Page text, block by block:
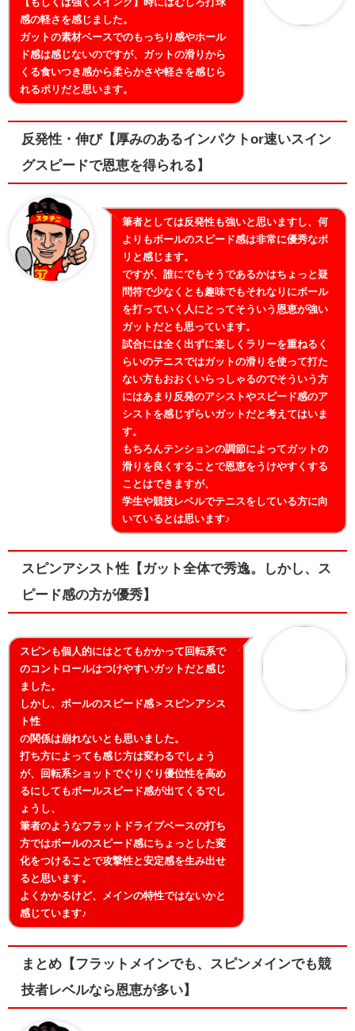
感の軽さを感じました。
ガットの素材ベースでのもっちり感やホール
ド感は感じないのですが、ガットの滑りから
くる食いつき感から柔らかさや軽さを感じら
れるポリだと思います。
反発性・伸び【厚みのあるインパクトor速いスイン
グスピードで恩恵を得られる】
筆者としては反発性も強いと思いますし、何
よりもボールのスピード感は非常に優秀なポ
リと感じます。
ですが、誰にでもそうであるかはちょっと疑
問符で少なくとも趣味でもそれなりにボール
を打っていく人にとってそういう恩恵が強い
ガットだとも思っています。
試合には全く出ずに楽しくラリーを重ねるく
らいのテニスではガットの滑りを使って打た
ない方もおおくいらっしゃるのでそういう方
にはあまり反発のアシストやスピード感のア
シストを感じずらいガットだと考えてはいま
す。
もちろんテンションの調節によってガットの
滑りを良くすることで恩恵をうけやすくする
ことはできますが、
学生や競技レベルでテニスをしている方に向
いているとは思います♪
スピンアシスト性【ガット全体で秀逸。しかし、ス
ピード感の方が優秀】
スピンも個人的にはとてもかかって回転系で
のコントロールはつけやすいガットだと感じ
ました。
しかし、ボールのスピード感＞スピンアシス
ト性
の関係は崩れないとも思いました。
打ち方によっても感じ方は変わるでしょう
が、回転系ショットでぐりぐり優位性を高め
るにしてもボールスピード感が出てくるでし
ょうし、
筆者のようなフラットドライブベースの打ち
方ではボールのスピード感にちょっとした変
化をつけることで攻撃性と安定感を生み出せ
ると思います。
よくかかるけど、メインの特性ではないかと
感じています♪
まとめ【フラットメインでも、スピンメインでも競
技者レベルなら恩恵が多い】